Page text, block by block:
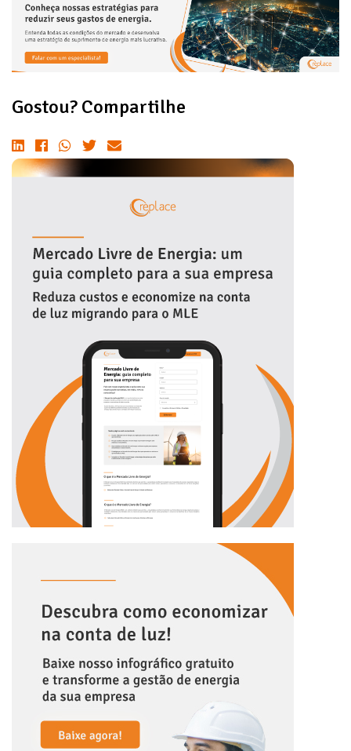
Gostou? Compartilhe